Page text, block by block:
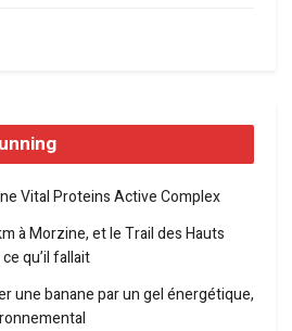
Vital Proteins Active Complex
à Morzine, et le Trail des Hauts
qu’il fallait
une banane par un gel énergétique,